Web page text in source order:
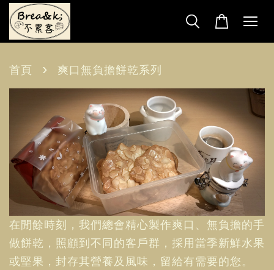
首頁 › 爽口無負擔餅乾系列
在閒餘時刻，我們總會精心製作爽口、無負擔的手
做餅乾，照顧到不同的客戶群，採用當季新鮮水果
或堅果，封存其營養及風味，留給有需要的您。